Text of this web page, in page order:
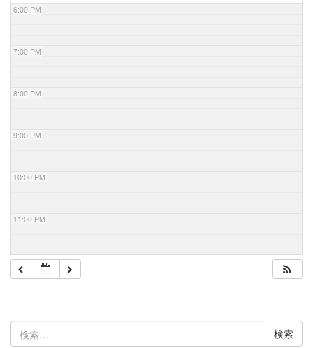
6:00 PM
7:00 PM
8:00 PM
9:00 PM
10:00 PM
11:00 PM
検
索: